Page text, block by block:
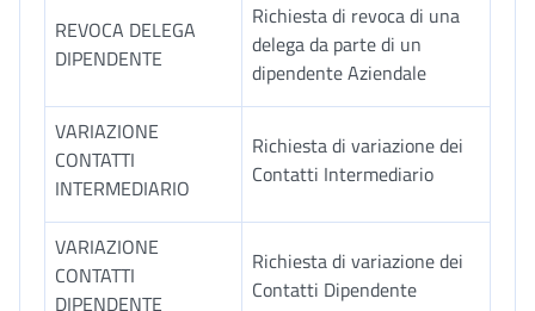
REVOCA DELEGA
DIPENDENTE
Richiesta di revoca di una
delega da parte di un
dipendente Aziendale
VARIAZIONE
CONTATTI
INTERMEDIARIO
Richiesta di variazione dei
Contatti Intermediario
VARIAZIONE
CONTATTI
DIPENDENTE
Richiesta di variazione dei
Contatti Dipendente